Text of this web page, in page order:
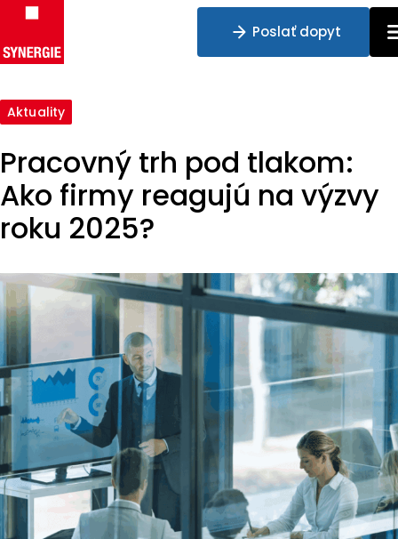
Preskočiť na obsah
Poslať dopyt
Aktuality
Pracovný trh pod tlakom:
Ako firmy reagujú na výzvy
roku 2025?